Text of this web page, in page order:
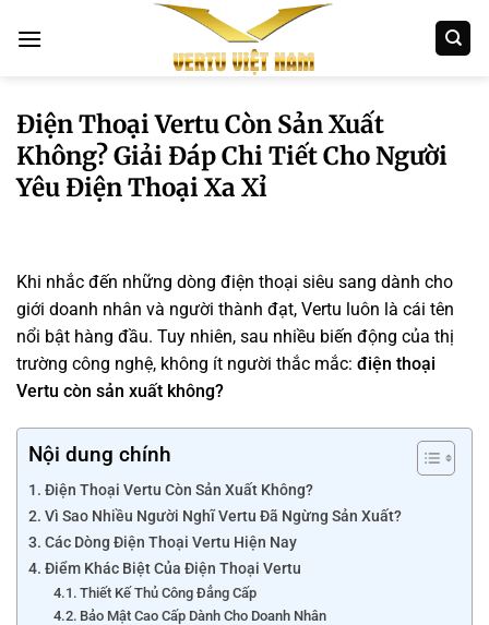
qua
Điện Thoại Vertu Còn Sản Xuất
Không? Giải Đáp Chi Tiết Cho Người
Yêu Điện Thoại Xa Xỉ
Khi nhắc đến những dòng điện thoại siêu sang dành cho
giới doanh nhân và người thành đạt, Vertu luôn là cái tên
nổi bật hàng đầu. Tuy nhiên, sau nhiều biến động của thị
trường công nghệ, không ít người thắc mắc: điện thoại
Vertu còn sản xuất không?
Nội dung chính
Điện Thoại Vertu Còn Sản Xuất Không?
Vì Sao Nhiều Người Nghĩ Vertu Đã Ngừng Sản Xuất?
Các Dòng Điện Thoại Vertu Hiện Nay
Điểm Khác Biệt Của Điện Thoại Vertu
Thiết Kế Thủ Công Đẳng Cấp
Bảo Mật Cao Cấp Dành Cho Doanh Nhân